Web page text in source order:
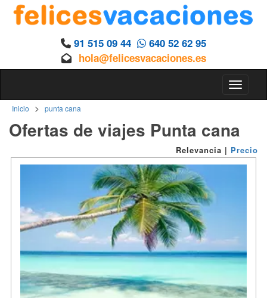
91 515 09 44
640 52 62 95
hola@felicesvacaciones.es
Toggle
Inicio > punta cana
Ofertas de viajes Punta cana
Relevancia | Precio